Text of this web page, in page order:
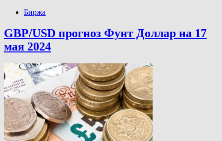
Биржа
GBP/USD прогноз Фунт Доллар на 17
мая 2024